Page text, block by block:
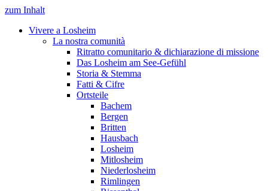
zum Inhalt
Vivere a Losheim
La nostra comunità
Ritratto comunitario & dichiarazione di missione
Das Losheim am See-Gefühl
Storia & Stemma
Fatti & Cifre
Ortsteile
Bachem
Bergen
Britten
Hausbach
Losheim
Mitlosheim
Niederlosheim
Rimlingen